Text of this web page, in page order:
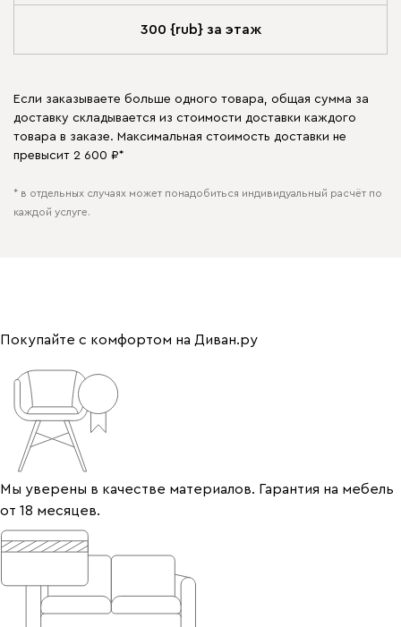
300 {rub} за этаж
Если заказываете больше одного товара, общая сумма за
доставку складывается из стоимости доставки каждого
товара в заказе. Максимальная стоимость доставки не
превысит 2 600 ₽*
* в отдельных случаях может понадобиться индивидуальный расчёт по
каждой услуге.
Покупайте с комфортом на Диван.ру
Мы уверены в качестве материалов. Гарантия на мебель
от 18 месяцев.